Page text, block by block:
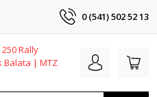
0 (541) 502 52 13